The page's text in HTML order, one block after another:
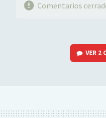
Comentarios
VER 2